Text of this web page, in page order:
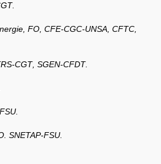
.
FO CFE-CGC-UNSA CFTC
-CGT, SGEN-CFDT.
FSU
SNETAP-FSU